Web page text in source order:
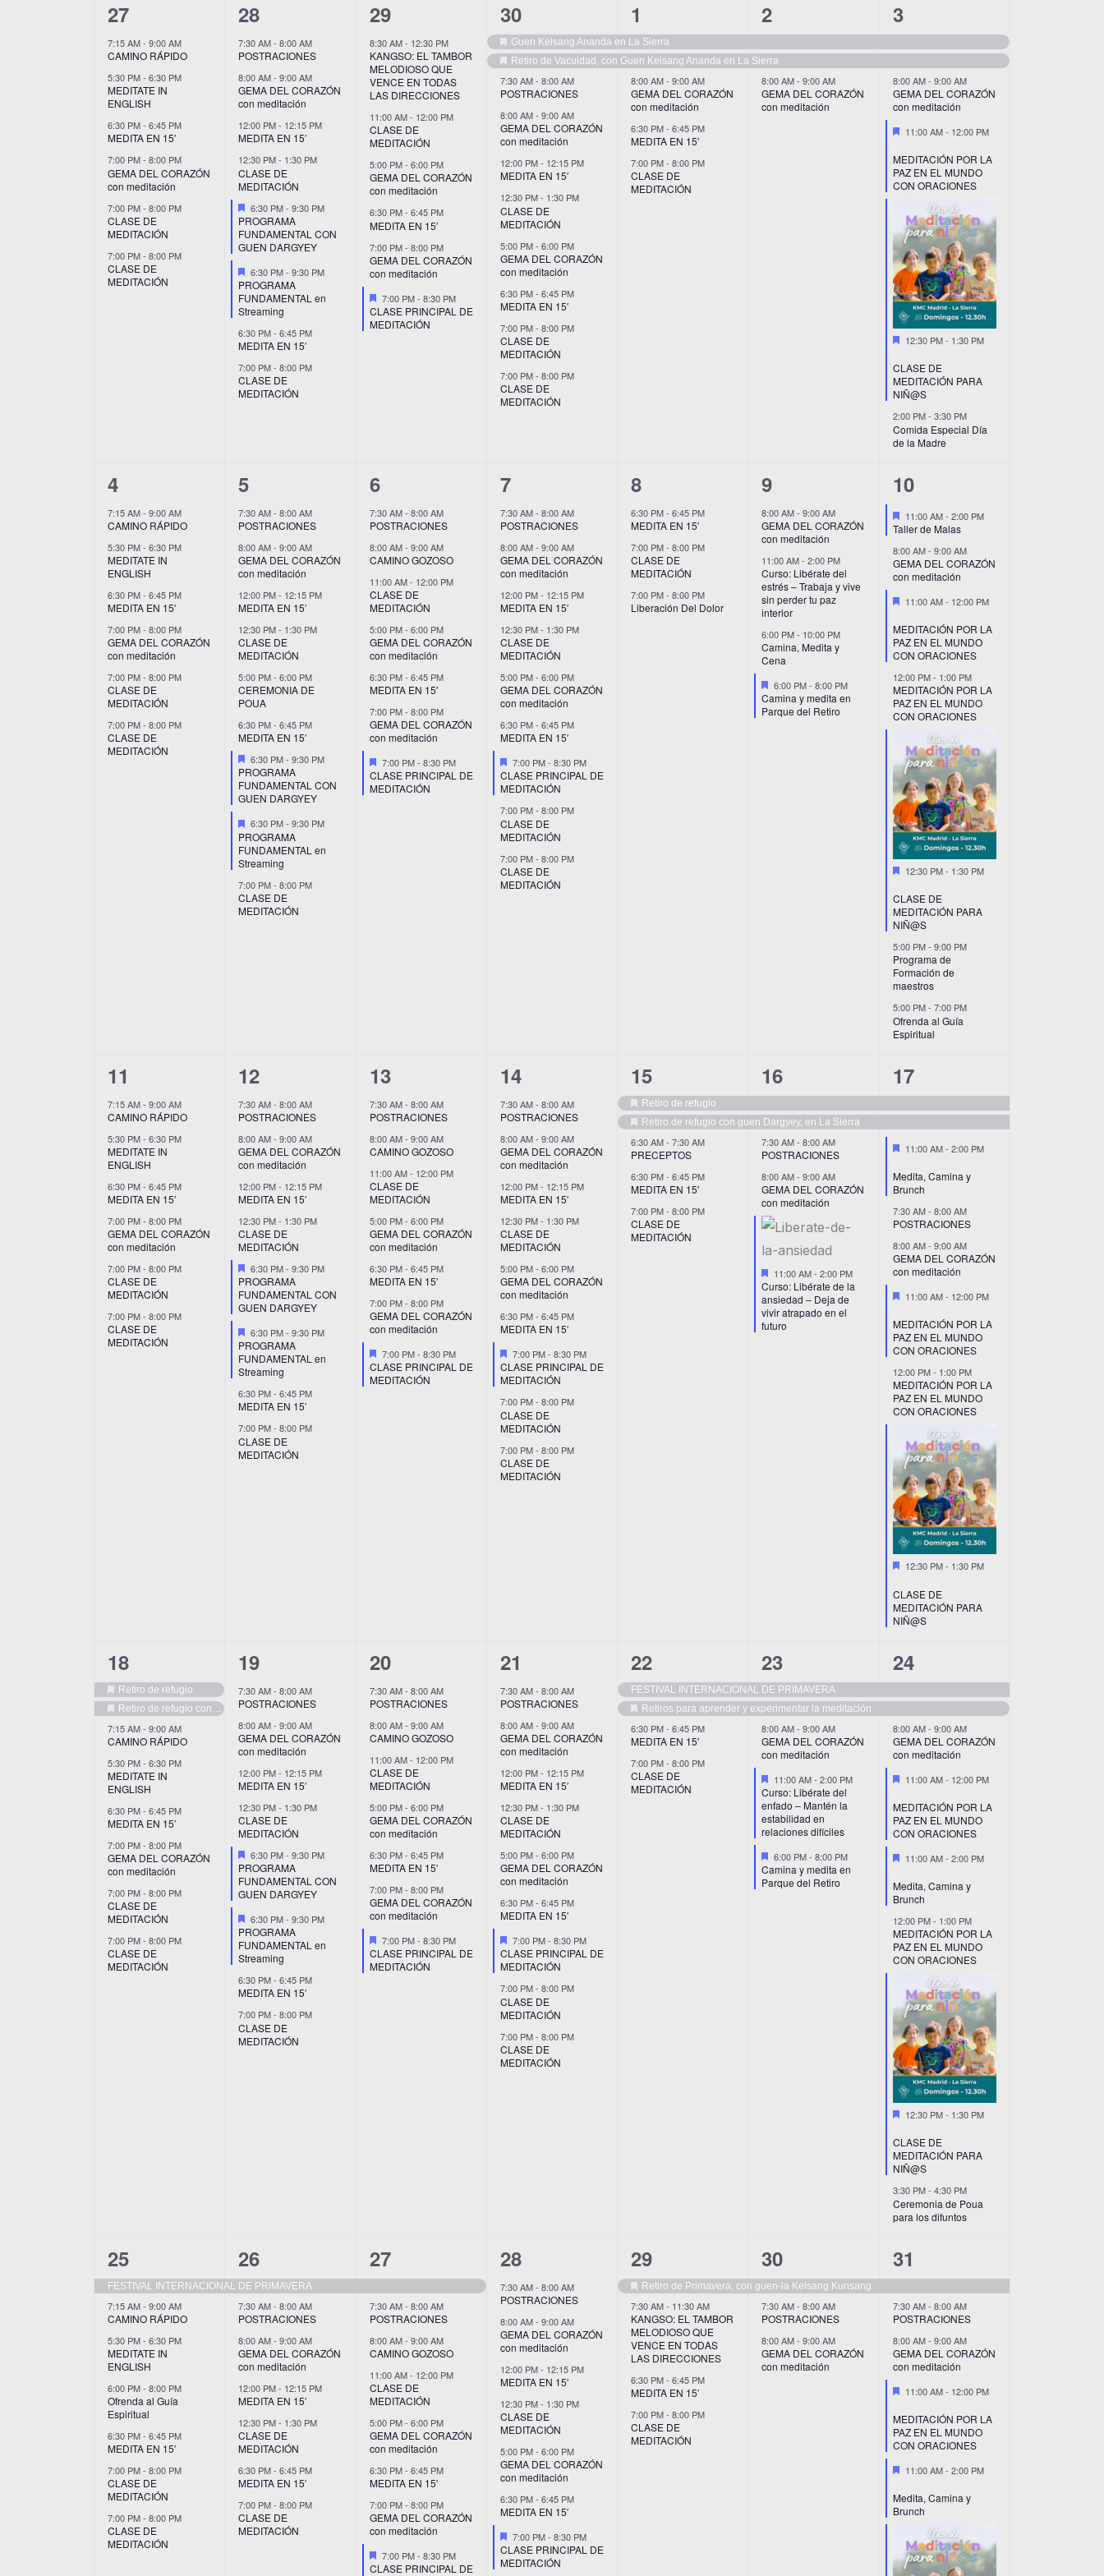
Eventos
6
eventos,
27
7:15 AM- 9:00 AM
CAMINO RÁPIDO
5:30 PM- 6:30 PM
MEDITATE IN
ENGLISH
6:30 PM- 6:45 PM
MEDITA EN 15′
7:00 PM- 8:00 PM
GEMA DEL CORAZÓN
con meditación
7:00 PM- 8:00 PM
CLASE DE
MEDITACIÓN
7:00 PM- 8:00 PM
CLASE DE
MEDITACIÓN
8
eventos,
28
7:30 AM-8:00 AM
POSTRACIONES
8:00 AM-9:00 AM
GEMA DEL CORAZÓN
con meditación
12:00 PM- 12:15 PM
MEDITA EN 15′
12:30 PM- 1:30 PM
CLASE DE
MEDITACIÓN
Destacado
6:30 PM-9:30 PM
PROGRAMA
FUNDAMENTAL CON
GUEN DARGYEY
Destacado
6:30 PM-9:30 PM
PROGRAMA
FUNDAMENTAL en
Streaming
6:30 PM-6:45 PM
MEDITA EN 15′
7:00 PM-8:00 PM
CLASE DE
MEDITACIÓN
6
eventos,
29
8:30 AM- 12:30 PM
KANGSO: EL TAMBOR
MELODIOSO QUE
VENCE EN TODAS
LAS DIRECCIONES
11:00 AM- 12:00 PM
CLASE DE
MEDITACIÓN
5:00 PM- 6:00 PM
GEMA DEL CORAZÓN
con meditación
6:30 PM- 6:45 PM
MEDITA EN 15′
7:00 PM- 8:00 PM
GEMA DEL CORAZÓN
con meditación
Destacado
7:00 PM- 8:30 PM
CLASE PRINCIPAL DE
MEDITACIÓN
10
eventos,
30
Destacado
Guen Kelsang Ananda en La Sierra
Destacado
Retiro de Vacuidad, con Guen Kelsang Ananda en La Sierra
7:30 AM- 8:00 AM
POSTRACIONES
8:00 AM- 9:00 AM
GEMA DEL CORAZÓN
con meditación
12:00 PM- 12:15 PM
MEDITA EN 15′
12:30 PM- 1:30 PM
CLASE DE
MEDITACIÓN
5:00 PM- 6:00 PM
GEMA DEL CORAZÓN
con meditación
6:30 PM- 6:45 PM
MEDITA EN 15′
7:00 PM- 8:00 PM
CLASE DE
MEDITACIÓN
7:00 PM- 8:00 PM
CLASE DE
MEDITACIÓN
5
eventos,
1
8:00 AM-9:00 AM
GEMA DEL CORAZÓN
con meditación
6:30 PM-6:45 PM
MEDITA EN 15′
7:00 PM-8:00 PM
CLASE DE
MEDITACIÓN
3
eventos,
2
8:00 AM-9:00 AM
GEMA DEL CORAZÓN
con meditación
6
eventos,
3
8:00 AM- 9:00 AM
GEMA DEL CORAZÓN
con meditación
Destacado
11:00 AM- 12:00 PM
MEDITACIÓN POR LA
PAZ EN EL MUNDO
CON ORACIONES
Destacado
12:30 PM- 1:30 PM
CLASE DE
MEDITACIÓN PARA
NIÑ@S
2:00 PM- 3:30 PM
Comida Especial Día
de la Madre
6
eventos,
4
7:15 AM- 9:00 AM
CAMINO RÁPIDO
5:30 PM- 6:30 PM
MEDITATE IN
ENGLISH
6:30 PM- 6:45 PM
MEDITA EN 15′
7:00 PM- 8:00 PM
GEMA DEL CORAZÓN
con meditación
7:00 PM- 8:00 PM
CLASE DE
MEDITACIÓN
7:00 PM- 8:00 PM
CLASE DE
MEDITACIÓN
9
eventos,
5
7:30 AM-8:00 AM
POSTRACIONES
8:00 AM-9:00 AM
GEMA DEL CORAZÓN
con meditación
12:00 PM- 12:15 PM
MEDITA EN 15′
12:30 PM- 1:30 PM
CLASE DE
MEDITACIÓN
5:00 PM-6:00 PM
CEREMONIA DE
POUA
6:30 PM-6:45 PM
MEDITA EN 15′
Destacado
6:30 PM-9:30 PM
PROGRAMA
FUNDAMENTAL CON
GUEN DARGYEY
Destacado
6:30 PM-9:30 PM
PROGRAMA
FUNDAMENTAL en
Streaming
7:00 PM-8:00 PM
CLASE DE
MEDITACIÓN
7
eventos,
6
7:30 AM- 8:00 AM
POSTRACIONES
8:00 AM- 9:00 AM
CAMINO GOZOSO
11:00 AM- 12:00 PM
CLASE DE
MEDITACIÓN
5:00 PM- 6:00 PM
GEMA DEL CORAZÓN
con meditación
6:30 PM- 6:45 PM
MEDITA EN 15′
7:00 PM- 8:00 PM
GEMA DEL CORAZÓN
con meditación
Destacado
7:00 PM- 8:30 PM
CLASE PRINCIPAL DE
MEDITACIÓN
9
eventos,
7
7:30 AM- 8:00 AM
POSTRACIONES
8:00 AM- 9:00 AM
GEMA DEL CORAZÓN
con meditación
12:00 PM- 12:15 PM
MEDITA EN 15′
12:30 PM- 1:30 PM
CLASE DE
MEDITACIÓN
5:00 PM- 6:00 PM
GEMA DEL CORAZÓN
con meditación
6:30 PM- 6:45 PM
MEDITA EN 15′
Destacado
7:00 PM- 8:30 PM
CLASE PRINCIPAL DE
MEDITACIÓN
7:00 PM- 8:00 PM
CLASE DE
MEDITACIÓN
7:00 PM- 8:00 PM
CLASE DE
MEDITACIÓN
3
eventos,
8
6:30 PM-6:45 PM
MEDITA EN 15′
7:00 PM-8:00 PM
CLASE DE
MEDITACIÓN
7:00 PM-8:00 PM
Liberación Del Dolor
4
eventos,
9
8:00 AM-9:00 AM
GEMA DEL CORAZÓN
con meditación
11:00 AM-2:00 PM
Curso: Libérate del
estrés – Trabaja y vive
sin perder tu paz
interior
6:00 PM- 10:00 PM
Camina, Medita y
Cena
Destacado
6:00 PM-8:00 PM
Camina y medita en
Parque del Retiro
7
eventos,
10
Destacado
11:00 AM- 2:00 PM
Taller de Malas
8:00 AM- 9:00 AM
GEMA DEL CORAZÓN
con meditación
Destacado
11:00 AM- 12:00 PM
MEDITACIÓN POR LA
PAZ EN EL MUNDO
CON ORACIONES
12:00 PM- 1:00 PM
MEDITACIÓN POR LA
PAZ EN EL MUNDO
CON ORACIONES
Destacado
12:30 PM- 1:30 PM
CLASE DE
MEDITACIÓN PARA
NIÑ@S
5:00 PM- 9:00 PM
Programa de
Formación de
maestros
5:00 PM- 7:00 PM
Ofrenda al Guía
Espiritual
6
eventos,
11
7:15 AM- 9:00 AM
CAMINO RÁPIDO
5:30 PM- 6:30 PM
MEDITATE IN
ENGLISH
6:30 PM- 6:45 PM
MEDITA EN 15′
7:00 PM- 8:00 PM
GEMA DEL CORAZÓN
con meditación
7:00 PM- 8:00 PM
CLASE DE
MEDITACIÓN
7:00 PM- 8:00 PM
CLASE DE
MEDITACIÓN
8
eventos,
12
7:30 AM-8:00 AM
POSTRACIONES
8:00 AM-9:00 AM
GEMA DEL CORAZÓN
con meditación
12:00 PM- 12:15 PM
MEDITA EN 15′
12:30 PM- 1:30 PM
CLASE DE
MEDITACIÓN
Destacado
6:30 PM-9:30 PM
PROGRAMA
FUNDAMENTAL CON
GUEN DARGYEY
Destacado
6:30 PM-9:30 PM
PROGRAMA
FUNDAMENTAL en
Streaming
6:30 PM-6:45 PM
MEDITA EN 15′
7:00 PM-8:00 PM
CLASE DE
MEDITACIÓN
7
eventos,
13
7:30 AM- 8:00 AM
POSTRACIONES
8:00 AM- 9:00 AM
CAMINO GOZOSO
11:00 AM- 12:00 PM
CLASE DE
MEDITACIÓN
5:00 PM- 6:00 PM
GEMA DEL CORAZÓN
con meditación
6:30 PM- 6:45 PM
MEDITA EN 15′
7:00 PM- 8:00 PM
GEMA DEL CORAZÓN
con meditación
Destacado
7:00 PM- 8:30 PM
CLASE PRINCIPAL DE
MEDITACIÓN
9
eventos,
14
7:30 AM- 8:00 AM
POSTRACIONES
8:00 AM- 9:00 AM
GEMA DEL CORAZÓN
con meditación
12:00 PM- 12:15 PM
MEDITA EN 15′
12:30 PM- 1:30 PM
CLASE DE
MEDITACIÓN
5:00 PM- 6:00 PM
GEMA DEL CORAZÓN
con meditación
6:30 PM- 6:45 PM
MEDITA EN 15′
Destacado
7:00 PM- 8:30 PM
CLASE PRINCIPAL DE
MEDITACIÓN
7:00 PM- 8:00 PM
CLASE DE
MEDITACIÓN
7:00 PM- 8:00 PM
CLASE DE
MEDITACIÓN
5
eventos,
15
Destacado
Retiro de refugio
Destacado
Retiro de refugio con guen Dargyey, en La Sierra
6:30 AM-7:30 AM
PRECEPTOS
6:30 PM-6:45 PM
MEDITA EN 15′
7:00 PM-8:00 PM
CLASE DE
MEDITACIÓN
5
eventos,
16
7:30 AM-8:00 AM
POSTRACIONES
8:00 AM-9:00 AM
GEMA DEL CORAZÓN
con meditación
Destacado
11:00 AM-2:00 PM
Curso: Libérate de la
ansiedad – Deja de
vivir atrapado en el
futuro
8
eventos,
17
Destacado
11:00 AM- 2:00 PM
Medita, Camina y
Brunch
7:30 AM- 8:00 AM
POSTRACIONES
8:00 AM- 9:00 AM
GEMA DEL CORAZÓN
con meditación
Destacado
11:00 AM- 12:00 PM
MEDITACIÓN POR LA
PAZ EN EL MUNDO
CON ORACIONES
12:00 PM- 1:00 PM
MEDITACIÓN POR LA
PAZ EN EL MUNDO
CON ORACIONES
Destacado
12:30 PM- 1:30 PM
CLASE DE
MEDITACIÓN PARA
NIÑ@S
8
eventos,
18
Destacado
Retiro de refugio
Destacado
7:15 AM- 9:00 AM
CAMINO RÁPIDO
5:30 PM- 6:30 PM
MEDITATE IN
ENGLISH
6:30 PM- 6:45 PM
MEDITA EN 15′
7:00 PM- 8:00 PM
GEMA DEL CORAZÓN
con meditación
7:00 PM- 8:00 PM
CLASE DE
MEDITACIÓN
7:00 PM- 8:00 PM
CLASE DE
MEDITACIÓN
8
eventos,
19
7:30 AM-8:00 AM
POSTRACIONES
8:00 AM-9:00 AM
GEMA DEL CORAZÓN
con meditación
12:00 PM- 12:15 PM
MEDITA EN 15′
12:30 PM- 1:30 PM
CLASE DE
MEDITACIÓN
Destacado
6:30 PM-9:30 PM
PROGRAMA
FUNDAMENTAL CON
GUEN DARGYEY
Destacado
6:30 PM-9:30 PM
PROGRAMA
FUNDAMENTAL en
Streaming
6:30 PM-6:45 PM
MEDITA EN 15′
7:00 PM-8:00 PM
CLASE DE
MEDITACIÓN
7
eventos,
20
7:30 AM- 8:00 AM
POSTRACIONES
8:00 AM- 9:00 AM
CAMINO GOZOSO
11:00 AM- 12:00 PM
CLASE DE
MEDITACIÓN
5:00 PM- 6:00 PM
GEMA DEL CORAZÓN
con meditación
6:30 PM- 6:45 PM
MEDITA EN 15′
7:00 PM- 8:00 PM
GEMA DEL CORAZÓN
con meditación
Destacado
7:00 PM- 8:30 PM
CLASE PRINCIPAL DE
MEDITACIÓN
9
eventos,
21
7:30 AM- 8:00 AM
POSTRACIONES
8:00 AM- 9:00 AM
GEMA DEL CORAZÓN
con meditación
12:00 PM- 12:15 PM
MEDITA EN 15′
12:30 PM- 1:30 PM
CLASE DE
MEDITACIÓN
5:00 PM- 6:00 PM
GEMA DEL CORAZÓN
con meditación
6:30 PM- 6:45 PM
MEDITA EN 15′
Destacado
7:00 PM- 8:30 PM
CLASE PRINCIPAL DE
MEDITACIÓN
7:00 PM- 8:00 PM
CLASE DE
MEDITACIÓN
7:00 PM- 8:00 PM
CLASE DE
MEDITACIÓN
4
eventos,
22
FESTIVAL INTERNACIONAL DE PRIMAVERA
Destacado
Retiros para aprender y experimentar la meditación
6:30 PM-6:45 PM
MEDITA EN 15′
7:00 PM-8:00 PM
CLASE DE
MEDITACIÓN
5
eventos,
23
8:00 AM-9:00 AM
GEMA DEL CORAZÓN
con meditación
Destacado
11:00 AM-2:00 PM
Curso: Libérate del
enfado – Mantén la
estabilidad en
relaciones difíciles
Destacado
6:00 PM-8:00 PM
Camina y medita en
Parque del Retiro
8
eventos,
24
8:00 AM- 9:00 AM
GEMA DEL CORAZÓN
con meditación
Destacado
11:00 AM- 12:00 PM
MEDITACIÓN POR LA
PAZ EN EL MUNDO
CON ORACIONES
Destacado
11:00 AM- 2:00 PM
Medita, Camina y
Brunch
12:00 PM- 1:00 PM
MEDITACIÓN POR LA
PAZ EN EL MUNDO
CON ORACIONES
Destacado
12:30 PM- 1:30 PM
CLASE DE
MEDITACIÓN PARA
NIÑ@S
3:30 PM- 4:30 PM
Ceremonia de Poua
para los difuntos
7
eventos,
25
FESTIVAL INTERNACIONAL DE PRIMAVERA
7:15 AM- 9:00 AM
CAMINO RÁPIDO
5:30 PM- 6:30 PM
MEDITATE IN
ENGLISH
6:00 PM- 8:00 PM
Ofrenda al Guía
Espiritual
6:30 PM- 6:45 PM
MEDITA EN 15′
7:00 PM- 8:00 PM
CLASE DE
MEDITACIÓN
7:00 PM- 8:00 PM
CLASE DE
MEDITACIÓN
7
eventos,
26
7:30 AM-8:00 AM
POSTRACIONES
8:00 AM-9:00 AM
GEMA DEL CORAZÓN
con meditación
12:00 PM- 12:15 PM
MEDITA EN 15′
12:30 PM- 1:30 PM
CLASE DE
MEDITACIÓN
6:30 PM-6:45 PM
MEDITA EN 15′
7:00 PM-8:00 PM
CLASE DE
MEDITACIÓN
8
eventos,
27
7:30 AM- 8:00 AM
POSTRACIONES
8:00 AM- 9:00 AM
CAMINO GOZOSO
11:00 AM- 12:00 PM
CLASE DE
MEDITACIÓN
5:00 PM- 6:00 PM
GEMA DEL CORAZÓN
con meditación
6:30 PM- 6:45 PM
MEDITA EN 15′
7:00 PM- 8:00 PM
GEMA DEL CORAZÓN
con meditación
Destacado
7:00 PM- 8:30 PM
CLASE PRINCIPAL DE
9
eventos,
28
7:30 AM- 8:00 AM
POSTRACIONES
8:00 AM- 9:00 AM
GEMA DEL CORAZÓN
con meditación
12:00 PM- 12:15 PM
MEDITA EN 15′
12:30 PM- 1:30 PM
CLASE DE
MEDITACIÓN
5:00 PM- 6:00 PM
GEMA DEL CORAZÓN
con meditación
6:30 PM- 6:45 PM
MEDITA EN 15′
Destacado
7:00 PM- 8:30 PM
CLASE PRINCIPAL DE
MEDITACIÓN
4
eventos,
29
Destacado
Retiro de Primavera, con guen-la Kelsang Kunsang
7:30 AM- 11:30 AM
KANGSO: EL TAMBOR
MELODIOSO QUE
VENCE EN TODAS
LAS DIRECCIONES
6:30 PM-6:45 PM
MEDITA EN 15′
7:00 PM-8:00 PM
CLASE DE
MEDITACIÓN
3
eventos,
30
7:30 AM-8:00 AM
POSTRACIONES
8:00 AM-9:00 AM
GEMA DEL CORAZÓN
con meditación
6
eventos,
31
7:30 AM- 8:00 AM
POSTRACIONES
8:00 AM- 9:00 AM
GEMA DEL CORAZÓN
con meditación
Destacado
11:00 AM- 12:00 PM
MEDITACIÓN POR LA
PAZ EN EL MUNDO
CON ORACIONES
Destacado
11:00 AM- 2:00 PM
Medita, Camina y
Brunch